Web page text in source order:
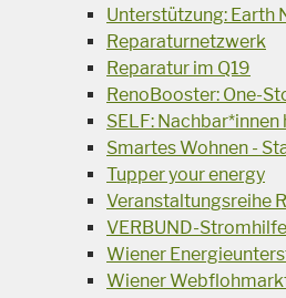
Unterstützung: Earth
Reparaturnetzwerk
Reparatur im Q19
RenoBooster: One-
SELF:
Smartes Wohnen -
Tupper your energy
Veranstaltungsreihe
VERBUND-
Wiener
Wiener